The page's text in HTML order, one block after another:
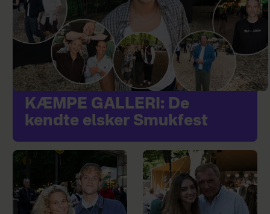
KÆMPE GALLERI: De
kendte elsker Smukfest